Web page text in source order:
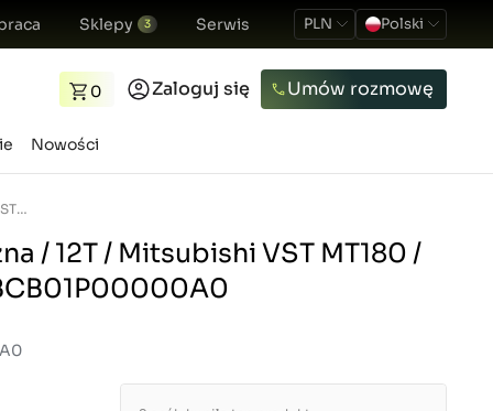
Sklepy 3 Serwis PLN Polski
0 Zaloguj się Umów rozmowę
Nowości
Pompa hydrauliczna / 12T / Mitsubishi VST MT180 / MT224 / MT270 / BCB01P00000A0
/ 12T / Mitsubishi VST MT180 /